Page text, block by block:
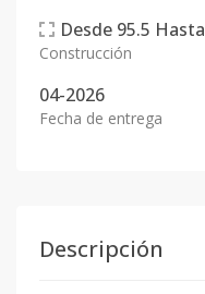
Desde 95.5 Hasta
Construcción
04-2026
Fecha de entrega
Descripción